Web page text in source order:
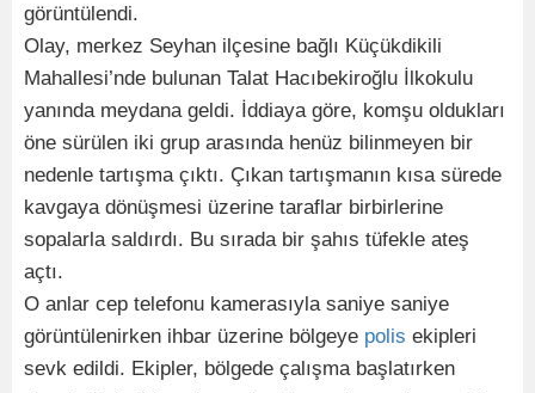
görüntülendi.
Olay, merkez Seyhan ilçesine bağlı Küçükdikili
Mahallesi’nde bulunan Talat Hacıbekiroğlu İlkokulu
yanında meydana geldi. İddiaya göre, komşu oldukları
öne sürülen iki grup arasında henüz bilinmeyen bir
nedenle tartışma çıktı. Çıkan tartışmanın kısa sürede
kavgaya dönüşmesi üzerine taraflar birbirlerine
sopalarla saldırdı. Bu sırada bir şahıs tüfekle ateş
açtı.
O anlar cep telefonu kamerasıyla saniye saniye
görüntülenirken ihbar üzerine bölgeye polis ekipleri
sevk edildi. Ekipler, bölgede çalışma başlatırken